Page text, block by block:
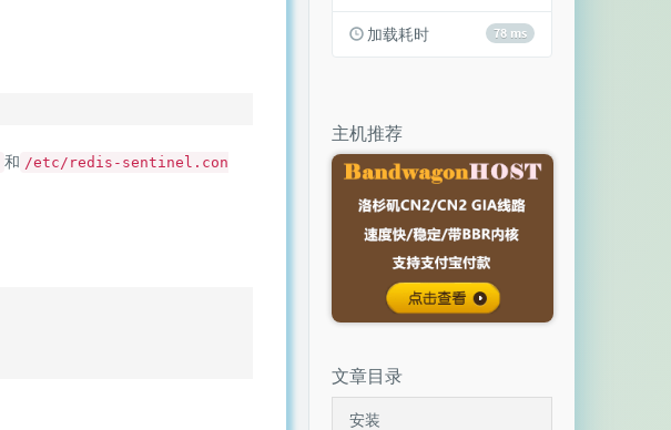
和 /etc/redis-sentinel.con
78 ms
加载耗时
主机推荐
文章目录
安装